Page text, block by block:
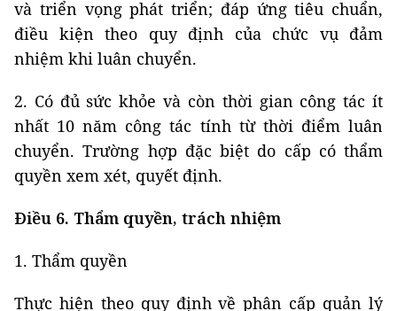
và triển vọng phát triển; đáp ứng tiêu chuẩn,
điều kiện theo quy định của chức vụ đảm
nhiệm khi luân chuyển.
2. Có đủ sức khỏe và còn thời gian công tác ít
nhất 10 năm công tác tính từ thời điểm luân
chuyển. Trường hợp đặc biệt do cấp có thẩm
quyền xem xét, quyết định.
Điều 6. Thẩm quyền, trách nhiệm
1. Thẩm quyền
Thực hiện theo quy định về phân cấp quản lý